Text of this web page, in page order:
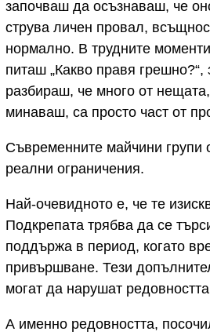
започваш да осъзнаваш, че
струва личен провал,
нормално. В трудните
питаш „Какво правя
разбираш, че много от
минаваш, са просто част от
Съвременните майчини групи
реални ограничения.
Най-очевидното е, че те
Подкрепата трябва да се
поддържа в период, когато
привършване. Тези
могат да нарушат
А именно редовността,